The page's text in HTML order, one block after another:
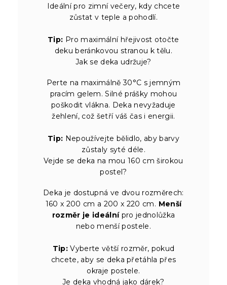
Ideální pro zimní večery, kdy chcete
zůstat v teple a pohodlí.
Tip: Pro maximální hřejivost otočte
deku beránkovou stranou k tělu.
Jak se deka udržuje?
Perte na maximálně 30°C s jemným
pracím gelem. Silné prášky mohou
poškodit vlákna. Deka nevyžaduje
žehlení, což šetří váš čas i energii.
Tip: Nepoužívejte bělidlo, aby barvy
zůstaly syté déle.
Vejde se deka na mou 160 cm širokou
postel?
Deka je dostupná ve dvou rozměrech:
160 x 200 cm a 200 x 220 cm. Menší
rozměr je ideálnípro jednolůžka
nebo menší postele.
Tip: Vyberte větší rozměr, pokud
chcete, aby se deka přetáhla přes
okraje postele.
Je deka vhodná jako dárek?